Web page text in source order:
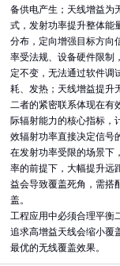
备供电产生；天线增益为
式，发射功率提升整体能
分布，定向增强目标方向
率受法规、设备硬件限制
定不变，无法通过软件调
耗、发热；天线增益提升
二者的紧密联系体现在有
际辐射能力的核心指标，
效辐射功率直接决定信号
在发射功率受限的场景下
率的前提下，大幅提升远
益会导致覆盖死角，需搭
盖。
工程应用中必须合理平衡
追求高增益天线会缩小覆
最优的无线覆盖效果。